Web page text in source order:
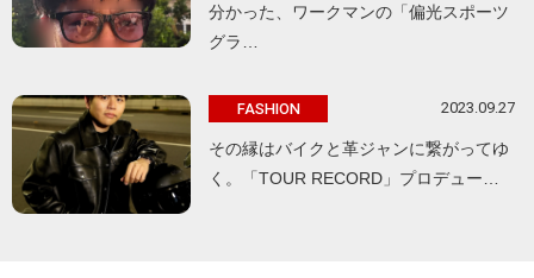
分かった、ワークマンの「偏光スポーツ
グラ…
FASHION 2023.09.27
その縁はバイクと革ジャンに繋がってゆ
く。「TOUR RECORD」プロデュー…